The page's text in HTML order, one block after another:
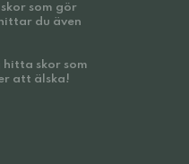
som gör
du även
skor som
att älska!